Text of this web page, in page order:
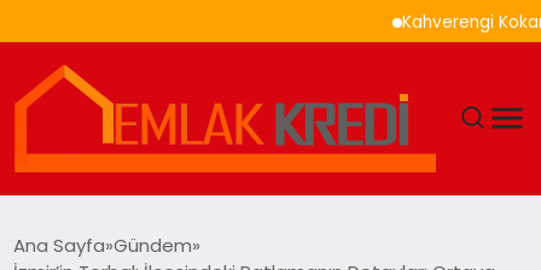
Kahverengi Kokarca
Ana Sayfa Gündem